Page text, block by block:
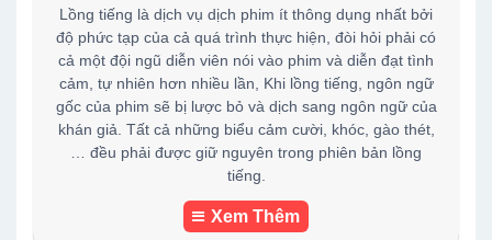
Lồng tiếng là dịch vụ dịch phim ít thông dụng nhất bởi
độ phức tạp của cả quá trình thực hiện, đòi hỏi phải có
cả một đội ngũ diễn viên nói vào phim và diễn đạt tình
cảm, tự nhiên hơn nhiều lần, Khi lồng tiếng, ngôn ngữ
gốc của phim sẽ bị lược bỏ và dịch sang ngôn ngữ của
khán giả. Tất cả những biểu cảm cười, khóc, gào thét,
… đều phải được giữ nguyên trong phiên bản lồng
tiếng.
Xem Thêm